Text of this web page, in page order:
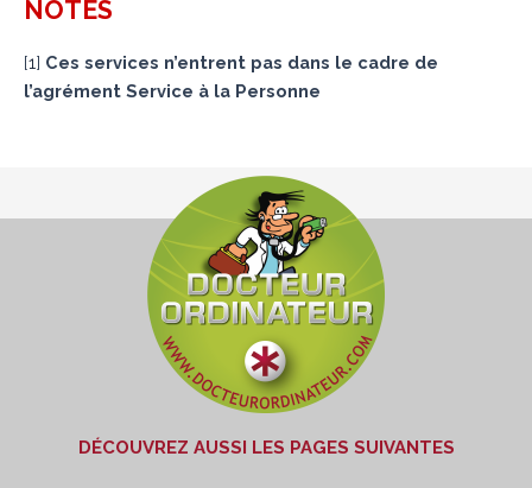
NOTES
[1] Ces services n’entrent pas dans le cadre de
l’agrément Service à la Personne
DÉCOUVREZ AUSSI LES PAGES SUIVANTES